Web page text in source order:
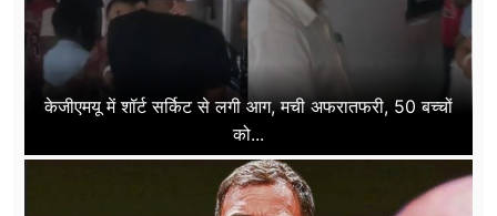
केजीएमयू में शॉर्ट सर्किट से लगी आग, मची अफरातफरी, 50 बच्चों
को...